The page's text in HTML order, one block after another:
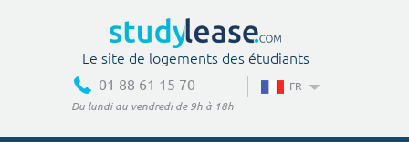
Le site de logements des étudiants
01 88 61 15 70
Du lundi au vendredi de 9h à 18h
FR